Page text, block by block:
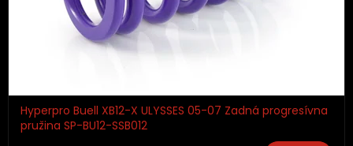
Hyperpro Buell XB12-X ULYSSES 05-07 Zadná progresívna
pružina SP-BU12-SSB012